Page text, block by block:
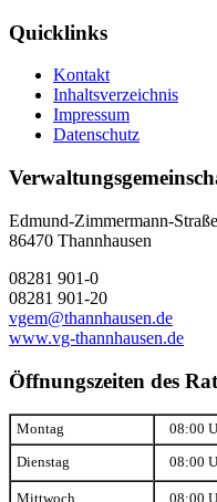
Quicklinks
Kontakt
Inhaltsverzeichnis
Impressum
Datenschutz
Edmund-Zimmermann-
86470 Thannhausen
08281 901-0
08281 901-20
vgem@thannhausen.de
www.vg-thannhausen.de
Öffnungszeiten des
Montag 08:00
Dienstag 08:00